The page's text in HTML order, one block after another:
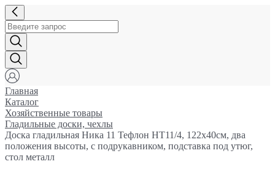
Главная
Каталог
Хозяйственные товары
Гладильные доски, чехлы
Доска гладильная Ника 11 Тефлон НТ11/4, 122x40см, два
положения высоты, с подрукавником, подставка под утюг,
стол металл